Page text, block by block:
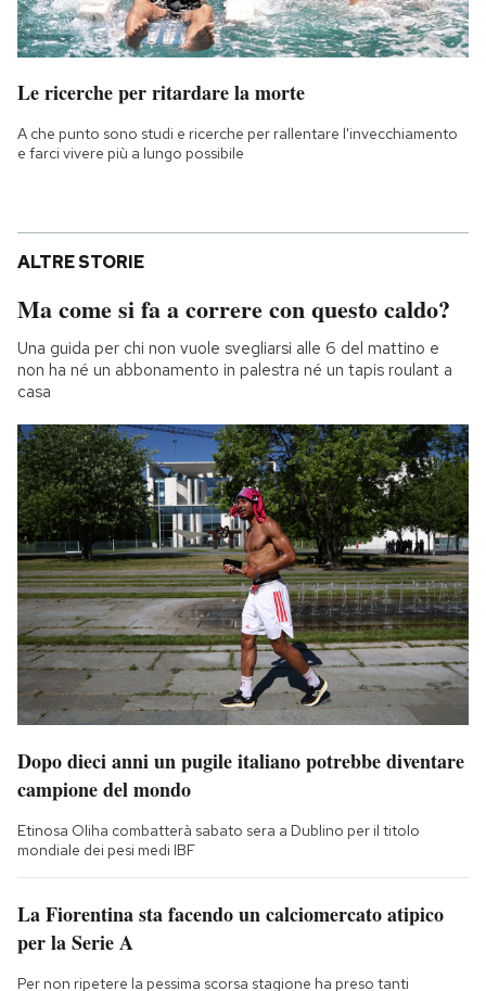
Le ricerche per ritardare la morte
A che punto sono studi e ricerche per rallentare l'invecchiamento
e farci vivere più a lungo possibile
ALTRE STORIE
Ma come si fa a correre con questo caldo?
Una guida per chi non vuole svegliarsi alle 6 del mattino e
non ha né un abbonamento in palestra né un tapis roulant a
casa
Dopo dieci anni un pugile italiano potrebbe diventare
campione del mondo
Etinosa Oliha combatterà sabato sera a Dublino per il titolo
mondiale dei pesi medi IBF
La Fiorentina sta facendo un calciomercato atipico
per la Serie A
Per non ripetere la pessima scorsa stagione ha preso tanti